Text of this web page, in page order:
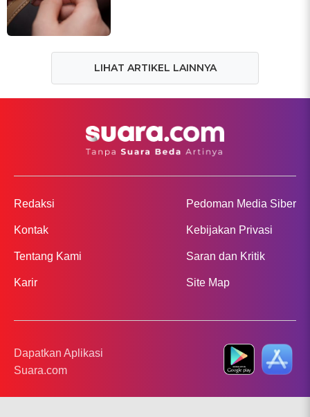
LIHAT ARTIKEL LAINNYA
Redaksi
Kontak
Tentang Kami
Karir
Pedoman Media Siber
Kebijakan Privasi
Saran dan Kritik
Site Map
Dapatkan Aplikasi
Suara.com